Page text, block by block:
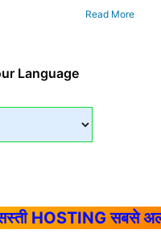
Read More
Language
HOSTING सबसे